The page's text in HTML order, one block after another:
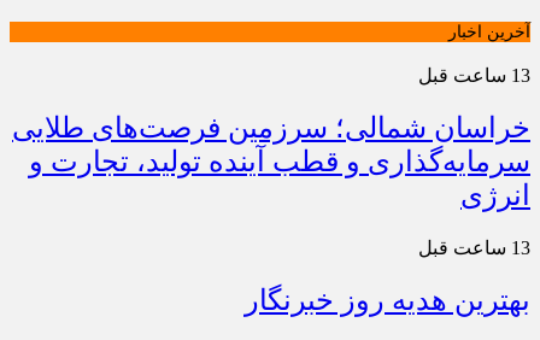
آخرین اخبار
13 ساعت قبل
خراسان شمالی؛ سرزمین فرصت‌های طلایی
سرمایه‌گذاری و قطب آینده تولید، تجارت و
انرژی
13 ساعت قبل
بهترین هدیه روز خبرنگار